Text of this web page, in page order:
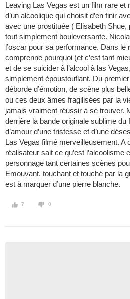
Leaving Las Vegas est un film rare et
d’un alcoolique qui choisit d’en finir
avec une prostituée ( Elisabeth
tout simplement bouleversante.
l’oscar pour sa performance. Dans le
comprenne pourquoi (et c’est tant
et de se suicider à l’alcool à las
simplement époustouflant. Du
déborde d’émotion, de scène plus
ou ces deux âmes fragilisées par la
jamais vraiment réussir à se trouver.
derrière la bande originale sublime
d’amour d’une tristesse et d’une
Las Vegas filmé merveilleusement. A
réalisateur sait ce qu’est l’alcoolisme
personnage tant certaines scènes
Emouvant, touchant et touché par la
est à marquer d’une pierre blanche.
7 0